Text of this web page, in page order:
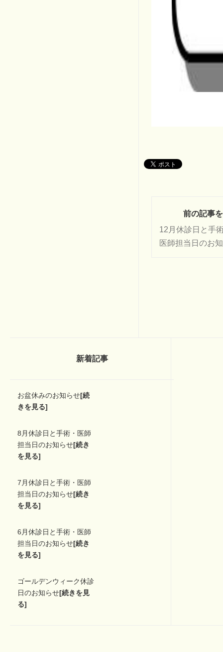
前の記事
12月休診日と手
医師担当日のお
新着記事
お盆休みのお知らせ[続
きを見る]
8月休診日と手術・医師
担当日のお知らせ[続き
を見る]
7月休診日と手術・医師
担当日のお知らせ[続き
を見る]
6月休診日と手術・医師
担当日のお知らせ[続き
を見る]
ゴールデンウィーク休診
日のお知らせ[続きを見
る]